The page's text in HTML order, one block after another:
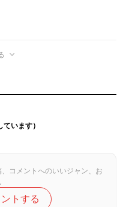
います）
コメントへのいいジャン、お
トする